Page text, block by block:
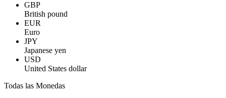
GBP
British pound
EUR
Euro
JPY
Japanese yen
USD
United States dollar
Todas las Monedas